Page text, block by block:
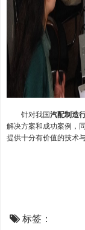
针对我国汽配制造
解决方案和成功案例，
提供十分有价值的技术
标签：